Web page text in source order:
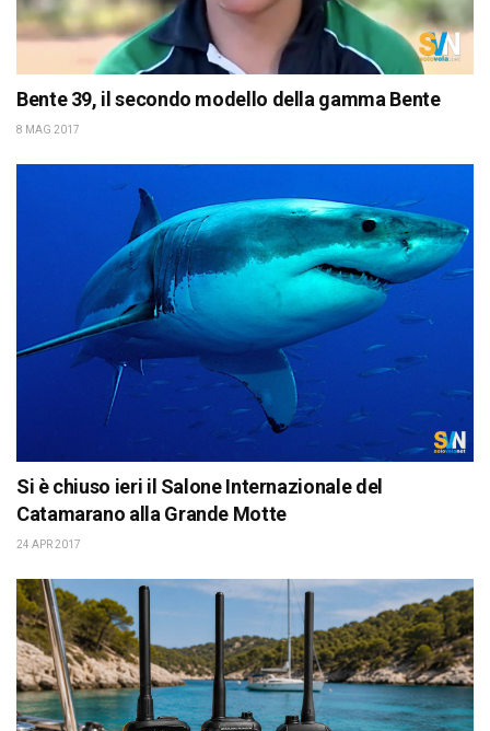
Bente 39, il secondo modello della gamma Bente
8 MAG 2017
Si è chiuso ieri il Salone Internazionale del
Catamarano alla Grande Motte
24 APR 2017